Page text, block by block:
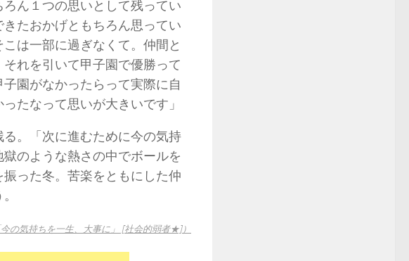
ん１つの思いとして残ってい
たおかげともちろん思ってい
は一部に過ぎなくて。仲間と
れを引いて甲子園で優勝って
園がなかったらって実際に自
たなって思いが大きいです」
。「次に進むために今の気持
のような熱さの中でボールを
った冬。苦楽をともにした仲
の気持ちを一生、大事に」 [社会的弱者★]）